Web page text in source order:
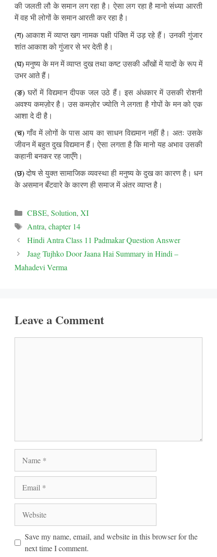
की जलती लौ के समान लग रहा है। ऐसा लग रहा है मानो संध्या आरती
में वह भी लोगों के समान आरती कर रहा है।
(ग) आकाश में व्याप्त खग नामक पक्षी पंक्ति में उड़ रहे हैं। उनकी गुंजार
शांत आकाश को गुंजार से भर देती है।
(घ)मनुष्य के मन में व्याप्त दुख तथा कष्ट उसकी आँखों में यादों के रूप में
उभर आते हैं।
(ङ) घरों में विद्यमान दीपक जल उठे हैं। इस अंधकार में उसकी रोशनी
अवश्य कमज़ोर है। उस कमज़ोर ज्योति ने लगता है गोपों के मन को एक
आशा दे दी है।
(च) गाँव में लोगों के पास आय का साधन विद्यमान नहीं है। अतः उसके
जीवन में बहुत दुख विद्यमान हैं। ऐसा लगता है कि मानो यह अभाव उसकी
कहानी बनकर रह जाएँगे।
(छ)दोष से युक्त सामाजिक व्यवस्था ही मनुष्य के दुख का कारण है। धन
के असमान बँटवारे के कारण ही समाज में अंतर व्याप्त है।
Categories
CBSE, Solution, XI
Tags
Antra, chapter 14
Hindi Antra Class 11 Padmakar Question Answer
Jaag Tujhko Door Jaana Hai Summary in Hindi –
Mahadevi Verma
Leave a Comment
Save my name, email, and website in this browser for the
next time I comment.